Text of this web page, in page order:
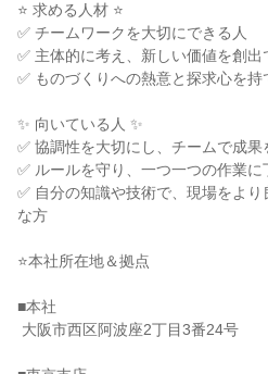
⭐ 求める人材 ⭐
✅ チームワークを大切にできる人
✅ 主体的に考え、新しい価値を創出
✅ ものづくりへの熱意と探求心を持
✨ 向いている人 ✨
✅ 協調性を大切にし、チームで成
✅ ルールを守り、一つ一つの作業
✅ 自分の知識や技術で、現場をよ
な方
⭐本社所在地＆拠点
■本社